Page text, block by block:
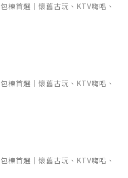
棟首選｜懷舊古玩、KTV嗨唱、
棟首選｜懷舊古玩、KTV嗨唱、
棟首選｜懷舊古玩、KTV嗨唱、